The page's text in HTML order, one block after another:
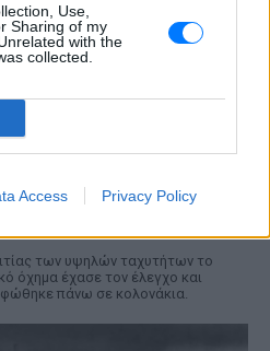
Use,
Sharing of my
with the
collected.
Access Privacy Policy
43 ετών και ο 21χρονος γιος της
σε μετωπική σύγκρουση με
κοντά στην Παλαιοκώμη.
στο κέντρο της
Έσπασαν το
του οδηγού – «Μην κάνεις
του φώναζαν
των υψηλών ταχυτήτων το
όχημα έχασε τον έλεγχο και
πάνω σε κολονάκια.